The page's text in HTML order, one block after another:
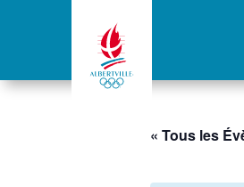
« Tous les